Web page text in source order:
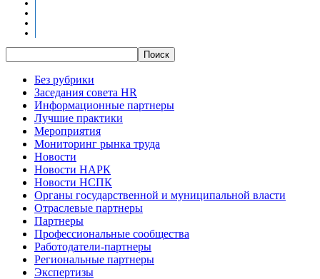
Без рубрики
Заседания совета HR
Информационные партнеры
Лучшие практики
Мероприятия
Мониторинг рынка труда
Новости
Новости НАРК
Новости НСПК
Органы государственной и муниципальной власти
Отраслевые партнеры
Партнеры
Профессиональные сообщества
Работодатели-партнеры
Региональные партнеры
Экспертизы